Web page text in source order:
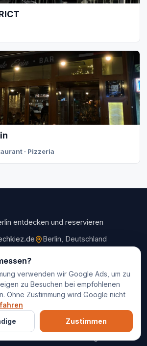
· Pizzeria
entdecken und reservieren
Berlin, Deutschland
Alle Rechte vorbehalten.
verwenden wir Google Ads, um zu
zu Besuchen bei empfohlenen
Ohne Zustimmung wird Google nicht
Zustimmen